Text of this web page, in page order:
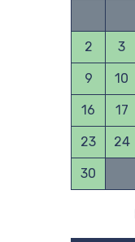
2 3
9 10
16 17
23 24
30